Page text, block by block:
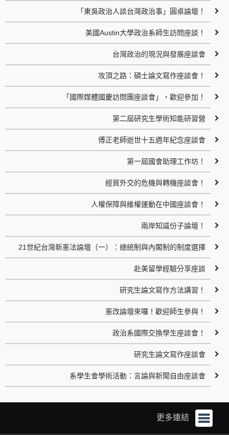
「東吳政治人談台灣政治事」圓桌論壇！
美國Austin大學政治系師生訪問座談！
台灣政治的現況與發展座談會
攻頂之路：碩士論文寫作座談會！
「國際媒體國慶訪問團座談會」，歡迎參加！
第二屆研究生學術知能研習營
傅正老師逝世十五週年紀念座談會
第一屆國會助理工作坊！
經貿外交的危機與轉機座談會！
人權保障與維權運動在中國座談會！
兩岸知識份子論壇！
21世紀台灣新憲法論壇（一）：總統制與內閣制的制度選擇
赴美留學經驗分享座談
研究生論文寫作方法講習！
憲改論壇來囉！歡迎師生參與！
政治系國際交換學生座談會！
研究生論文寫作座談會
系學生會學術活動：言論與新聞自由座談會
更多連結